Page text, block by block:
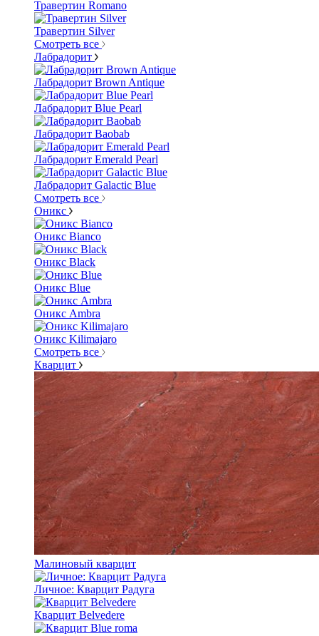
Травертин Romano
Травертин Silver
Смотреть все
Лабрадорит
Лабрадорит Brown Antique
Лабрадорит Blue Pearl
Лабрадорит Baobab
Лабрадорит Emerald Pearl
Лабрадорит Galactic Blue
Смотреть все
Оникс
Оникс Bianco
Оникс Black
Оникс Blue
Оникс Ambra
Оникс Kilimajaro
Смотреть все
Кварцит
Малиновый кварцит
Личное: Кварцит Радуга
Кварцит Belvedere